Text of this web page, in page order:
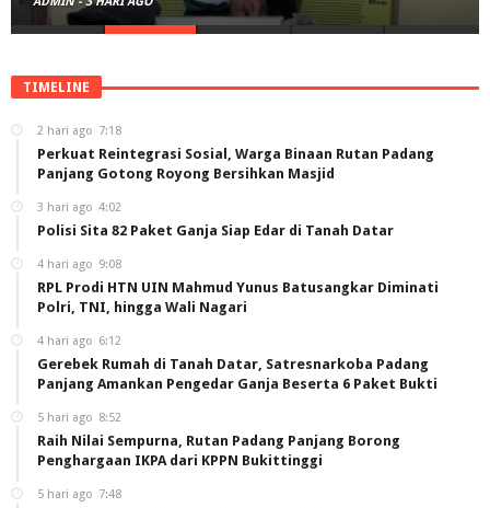
TIMELINE
2 hari ago 7:18
Perkuat Reintegrasi Sosial, Warga Binaan Rutan Padang
Panjang Gotong Royong Bersihkan Masjid
3 hari ago 4:02
Polisi Sita 82 Paket Ganja Siap Edar di Tanah Datar
4 hari ago 9:08
RPL Prodi HTN UIN Mahmud Yunus Batusangkar Diminati
Polri, TNI, hingga Wali Nagari
4 hari ago 6:12
Gerebek Rumah di Tanah Datar, Satresnarkoba Padang
Panjang Amankan Pengedar Ganja Beserta 6 Paket Bukti
5 hari ago 8:52
Raih Nilai Sempurna, Rutan Padang Panjang Borong
Penghargaan IKPA dari KPPN Bukittinggi
5 hari ago 7:48